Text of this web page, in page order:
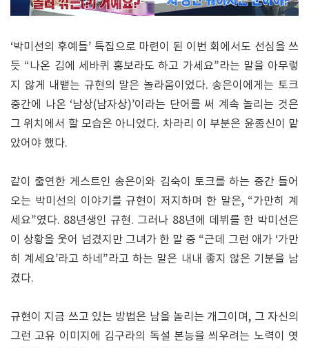
‘박미선의 후예들’ 특집으로 마련이 된 이번 회에서도 선심을 쓰
듯 “나온 김에 세바퀴 홍보라도 하고 가세요”라는 말을 아무렇
지 않게 내뱉는 규현의 말은 놀라움이었다. 송은이에게는 토크
중간에 나온 ‘남상(남자상)’이라는 단어를 써 계속 놀리는 것은
그 위치에서 할 모습은 아니었다. 차라리 이 부분은 윤종신이 맡
았어야 했다.
같이 출연한 게스트인 송은이와 김숙이 토크를 하는 중간 들어
오는 박미선의 이야기를 규현이 저지하며 한 말은, “가만히 계
세요”였다. 88년생인 규현. 그러나 88년에 데뷔를 한 박미선은
이 상황을 웃어 넘겼지만 그녀가 한 말 중 “근데 그런 애가 ‘가만
히 계세요’라고 하네”라고 하는 말은 내내 좋지 않은 기분을 남
겼다.
규현이 지금 쓰고 있는 방법은 남을 놀리는 개그이며, 그 자신의
그런 고유 이미지에 김구라의 독설 본능을 씌우려는 노력이 엿